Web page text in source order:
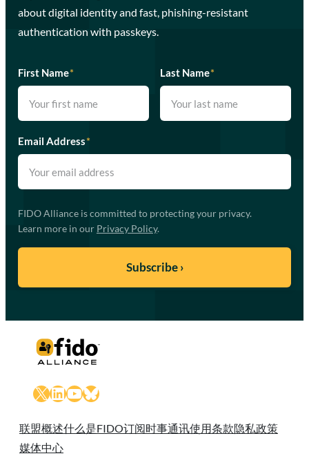
about digital identity and fast, phishing-resistant
authentication with passkeys.
First Name* Last Name*
Email Address*
FIDO Alliance is committed to protecting your privacy.
Learn more in our Privacy Policy.
X LinkedIn
YouTube
Bluesky
联盟概述什么是FIDO订阅时事通讯使用条款隐私政策
媒体中心